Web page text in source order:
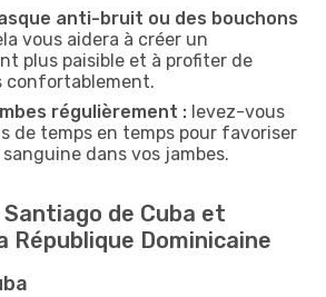
anti-bruit ou des bouchons
vous aidera à créer un
plus paisible et à profiter de
confortablement.
régulièrement : levez-vous
de temps en temps pour favoriser
dans vos jambes.
de Cuba et
République Dominicaine